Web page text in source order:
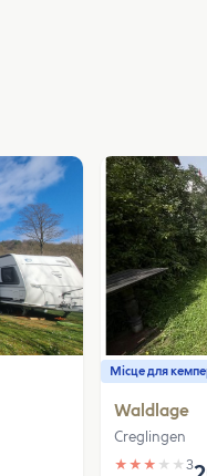
Місце для
Waldlage
Creglingen
★ ★ ★ ★ ★ 3